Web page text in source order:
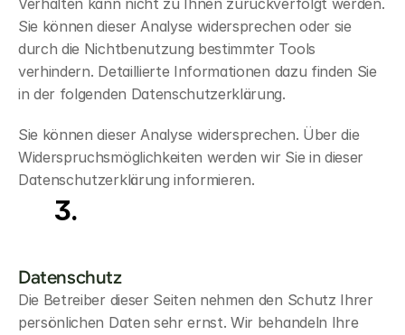
Verhalten kann nicht zu Ihnen zurückverfolgt werden.
Sie können dieser Analyse widersprechen oder sie
durch die Nichtbenutzung bestimmter Tools
verhindern. Detaillierte Informationen dazu finden Sie
in der folgenden Datenschutzerklärung.
Sie können dieser Analyse widersprechen. Über die
Widerspruchsmöglichkeiten werden wir Sie in dieser
Datenschutzerklärung informieren.
Hinweise
Datenschutz
Die Betreiber dieser Seiten nehmen den Schutz Ihrer
persönlichen Daten sehr ernst. Wir behandeln Ihre